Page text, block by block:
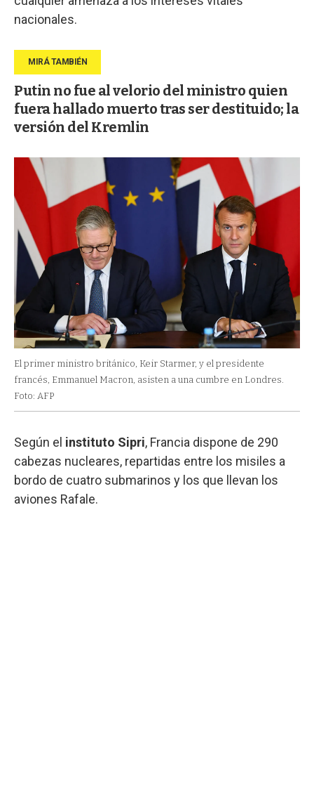
nacionales.
Putin no fue al velorio del ministro quien
fuera hallado muerto tras ser destituido; la
versión del Kremlin
El primer ministro británico, Keir Starmer, y el presidente
francés, Emmanuel Macron, asisten a una cumbre en Londres.
Foto: AFP
Según el instituto Sipri, Francia dispone de 290
cabezas nucleares, repartidas entre los misiles a
bordo de cuatro submarinos y los que llevan los
aviones Rafale.